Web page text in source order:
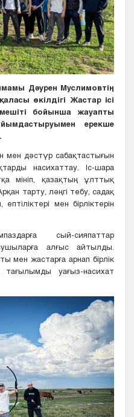
Дәурен Муслимовтің
өкілдігі Жастар ісі
бойынша жауапты
ерекше
мен дәстүр сабақтастығын
насихаттау. Іс-шара
мініп, қазақтың ұлттық
тарту, ләңгі тебу, садақ
мен бірліктерін
сый-сияпаттар
алғыс айтылды.
мен жастарға арнап бірлік
уағыз-насихат